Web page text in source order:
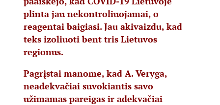
plinta jau nekontroliuojamai, o
reagentai baigiasi. Jau akivaizdu, kad
teks izoliuoti bent tris Lietuvos
regionus.
Pagrįstai manome, kad A. Veryga,
neadekvačiai suvokiantis savo
užimamas pareigas ir adekvačiai